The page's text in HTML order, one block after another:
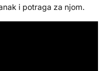
i potraga za njom.